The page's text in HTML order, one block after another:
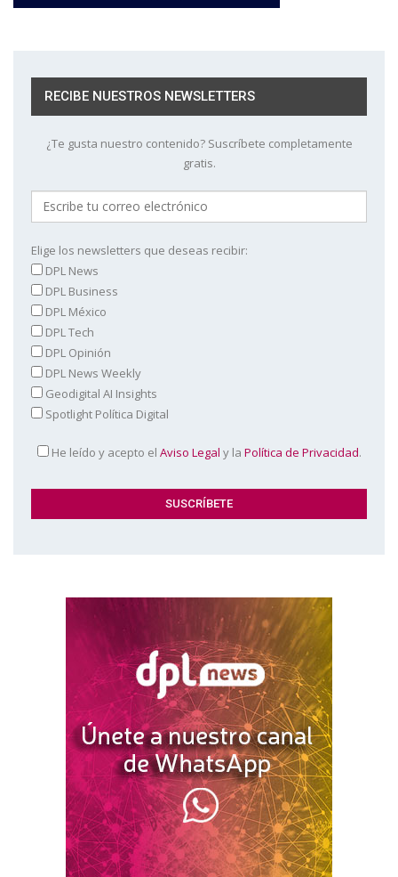
RECIBE NUESTROS NEWSLETTERS
¿Te gusta nuestro contenido? Suscríbete completamente
gratis.
Elige los newsletters que deseas recibir:
DPL News
DPL Business
DPL México
DPL Tech
DPL Opinión
DPL News Weekly
Geodigital AI Insights
Spotlight Política Digital
He leído y acepto el Aviso Legal y la Política de Privacidad.